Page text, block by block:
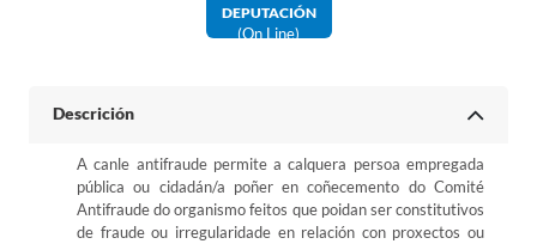
DEPUTACIÓN
(on Line)
Descrición
A canle antifraude permite a calquera persoa empregada
pública ou cidadán/a poñer en coñecemento do Comité
Antifraude do organismo feitos que poidan ser constitutivos
de fraude ou irregularidade en relación con proxectos ou